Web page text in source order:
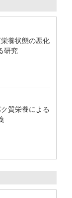
養状態の悪化
研究
質栄養による